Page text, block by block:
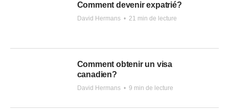
Comment devenir expatrié?
David Hermans • 21 min de lecture
Comment obtenir un visa
canadien?
David Hermans • 9 min de lecture